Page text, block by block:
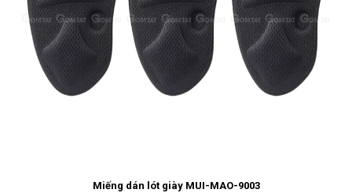
Miếng dán lót giày MUI-MAO-9003